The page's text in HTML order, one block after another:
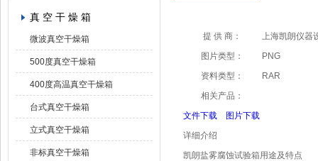
真 空 干 燥 箱
微波真空干燥箱
500度真空干燥箱
400度高温真空干燥箱
台式真空干燥箱
立式真空干燥箱
非标真空干燥箱
提 供 商：
上海凯朗仪器
图片类型：
PNG
资料类型：
RAR
相关产品：
文件下载
图片下载
详细介绍
凯朗盐雾腐蚀试验箱用途及特点